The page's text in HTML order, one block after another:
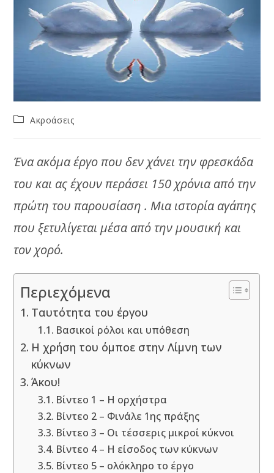
PostΑκροάσεις
Ένα ακόμα έργο που δεν χάνει την φρεσκάδα
του και ας έχουν περάσει 150 χρόνια από την
πρώτη του παρουσίαση . Μια ιστορία αγάπης
που ξετυλίγεται μέσα από την μουσική και
τον χορό.
Περιεχόμενα
Ταυτότητα του έργου
Βασικοί ρόλοι και υπόθεση
Η χρήση του όμποε στην Λίμνη των
κύκνων
Άκου!
Βίντεο 1 – Η ορχήστρα
Βίντεο 2 – Φινάλε 1ης πράξης
Βίντεο 3 – Οι τέσσερις μικροί κύκνοι
Βίντεο 4 – Η είσοδος των κύκνων
Βίντεο 5 – ολόκληρο το έργο